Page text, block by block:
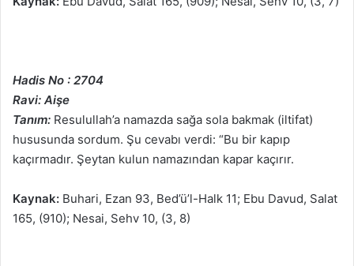
Hadis No : 2704
Ravi: Aişe
Tanım: Resulullah’a namazda sağa sola bakmak (iltifat)
hususunda sordum. Şu cevabı verdi: “Bu bir kapıp
kaçırmadır. Şeytan kulun namazından kapar kaçırır.
Kaynak: Buhari, Ezan 93, Bed’ü’l-Halk 11; Ebu Davud, Salat
165, (910); Nesai, Sehv 10, (3, 8)